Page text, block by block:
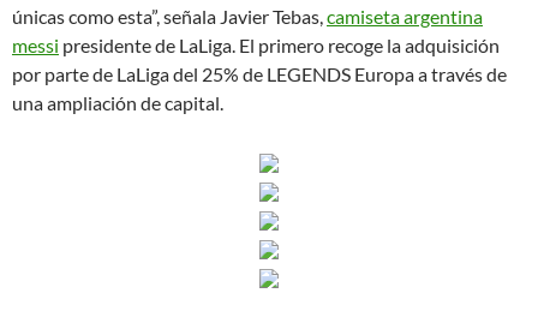
únicas como esta”, señala Javier Tebas,camiseta argentina
messi presidente de LaLiga. El primero recoge la adquisición
por parte de LaLiga del 25% de LEGENDS Europa a través de
una ampliación de capital.